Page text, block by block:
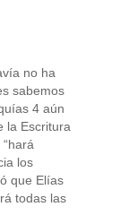
no ha
sabemos
4 aún
la Escritura
los
que Elías
todas las